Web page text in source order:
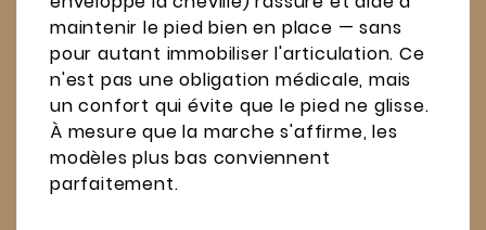
maintenir le pied bien en place — sans
pour autant immobiliser l'articulation. Ce
n'est pas une obligation médicale, mais
un confort qui évite que le pied ne glisse.
À mesure que la marche s'affirme, les
modèles plus bas conviennent
parfaitement.